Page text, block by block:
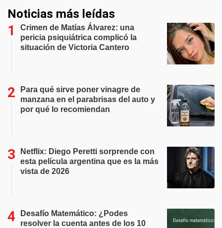
Noticias más leídas
Crimen de Matías Álvarez: una
pericia psiquiátrica complicó la
situación de Victoria Cantero
Para qué sirve poner vinagre de
manzana en el parabrisas del auto y
por qué lo recomiendan
Netflix: Diego Peretti sorprende con
esta película argentina que es la más
vista de 2026
Desafío Matemático: ¿Podes
resolver la cuenta antes de los 10